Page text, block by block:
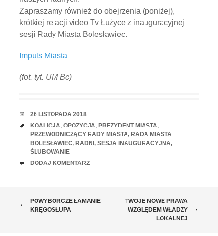
Zapraszamy również do obejrzenia (poniżej),
krótkiej relacji video Tv Łużyce z inauguracyjnej
sesji Rady Miasta Bolesławiec.
Impuls Miasta
(fot. tyt. UM Bc)
RANDKA
26 LISTOPADA 2018
TAGI
KOALICJA, OPOZYCJA, PREZYDENT MIASTA,
PRZEWODNICZĄCY RADY MIASTA, RADA MIASTA
BOLESŁAWIEC, RADNI , SESJA INAUGURACYJNA,
ŚLUBOWANIE
UWAGI
DODAJ KOMENTARZ
ZOBACZ
POWYBORCZE ŁAMANIE
KRĘGOSŁUPA
TWOJE NOWE PRAWA
WZGLĘDEM WŁADZY
LOKALNEJ